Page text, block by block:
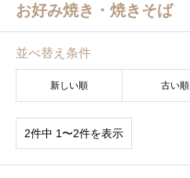
お好み焼き・焼きそば
並べ替え条件
新しい順 古い順
2件中 1〜2件を表示